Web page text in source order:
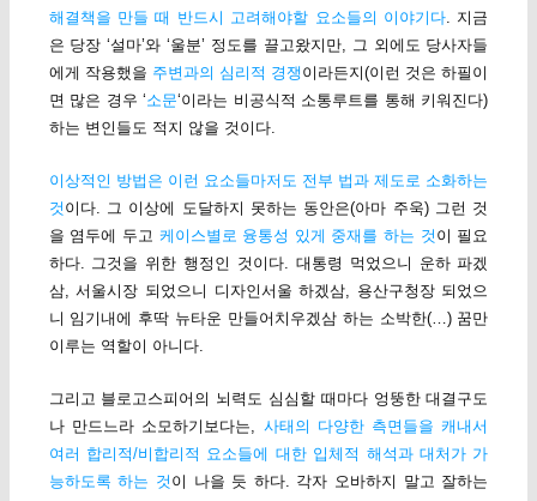
해결책을 만들 때 반드시 고려해야할 요소들의 이야기다. 지금
은 당장 ‘설마’와 ‘울분’ 정도를 끌고왔지만, 그 외에도 당사자들
에게 작용했을 주변과의 심리적 경쟁 이라든지(이런 것은 하필이
면 많은 경우 ‘소문‘이라는 비공식적 소통루트를 통해 키워진다)
하는 변인들도 적지 않을 것이다.
이상적인 방법은 이런 요소들마저도 전부 법과 제도로 소화하는
것 이다. 그 이상에 도달하지 못하는 동안은(아마 주욱) 그런 것
을 염두에 두고 케이스별로 융통성 있게 중재를 하는 것 이 필요
하다. 그것을 위한 행정인 것이다. 대통령 먹었으니 운하 파겠
삼, 서울시장 되었으니 디자인서울 하겠삼, 용산구청장 되었으
니 임기내에 후딱 뉴타운 만들어치우겠삼 하는 소박한(…) 꿈만
이루는 역할이 아니다.
그리고 블로고스피어의 뇌력도 심심할 때마다 엉뚱한 대결구도
나 만드느라 소모하기보다는, 사태의 다양한 측면들을 캐내서
여러 합리적/비합리적 요소들에 대한 입체적 해석과 대처가 가
능하도록 하는 것 이 나을 듯 하다. 각자 오바하지 말고 잘하는